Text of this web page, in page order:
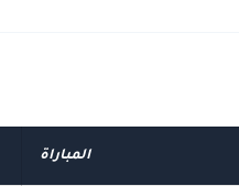
المباراة